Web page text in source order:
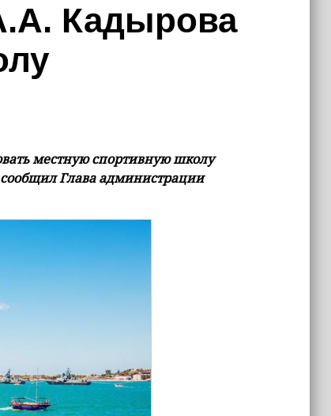
Кадырова
местную спортивную школу
Глава администрации